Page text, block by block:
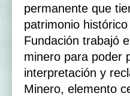
permanente que
patrimonio
Fundación trabajó
minero para poder
interpretación y
Minero, elemento